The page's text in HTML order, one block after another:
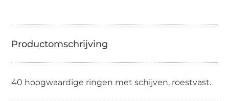
40 hoogwaardige ringen met schijven, roestvast.